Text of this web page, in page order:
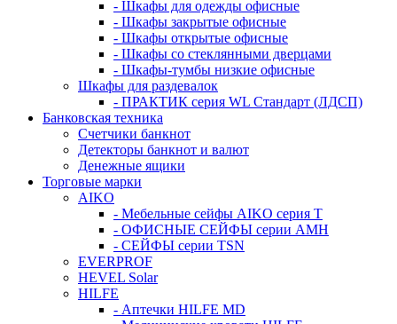
- Шкафы для одежды офисные
- Шкафы закрытые офисные
- Шкафы открытые офисные
- Шкафы со стеклянными дверцами
- Шкафы-тумбы низкие офисные
Шкафы для раздевалок
- ПРАКТИК серия WL Стандарт (ЛДСП)
Банковская техника
Счетчики банкнот
Детекторы банкнот и валют
Денежные ящики
Торговые марки
AIKO
- Мебельные сейфы AIKO серия Т
- ОФИСНЫЕ СЕЙФЫ серии AMH
- СЕЙФЫ серии TSN
EVERPROF
HEVEL Solar
HILFE
- Аптечки HILFE MD